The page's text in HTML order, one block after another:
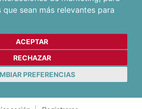
sean más relevantes para
ACEPTAR
RECHAZAR
PREFERENCIAS